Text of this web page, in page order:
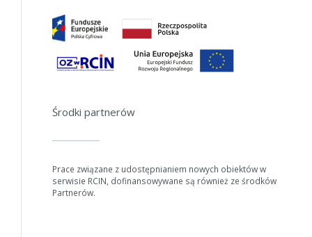
Anuluj
Środki partnerów
Prace związane z udostępnianiem nowych obiektów w
serwisie RCIN, dofinansowywane są również ze środków
Partnerów.